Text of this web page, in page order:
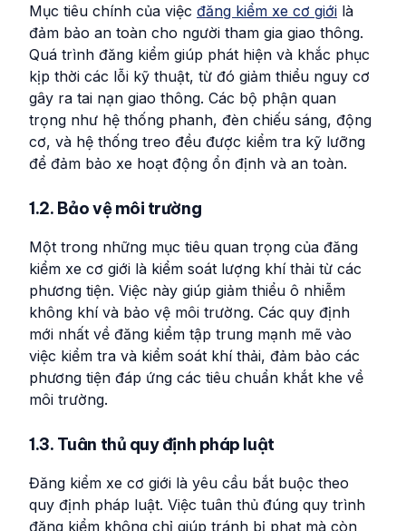
Mục tiêu chính của việc đăng kiểm xe cơ giới là
đảm bảo an toàn cho người tham gia giao thông.
Quá trình đăng kiểm giúp phát hiện và khắc phục
kịp thời các lỗi kỹ thuật, từ đó giảm thiểu nguy cơ
gây ra tai nạn giao thông. Các bộ phận quan
trọng như hệ thống phanh, đèn chiếu sáng, động
cơ, và hệ thống treo đều được kiểm tra kỹ lưỡng
để đảm bảo xe hoạt động ổn định và an toàn.
1.2. Bảo vệ môi trường
Một trong những mục tiêu quan trọng của đăng
kiểm xe cơ giới là kiểm soát lượng khí thải từ các
phương tiện. Việc này giúp giảm thiểu ô nhiễm
không khí và bảo vệ môi trường. Các quy định
mới nhất về đăng kiểm tập trung mạnh mẽ vào
việc kiểm tra và kiểm soát khí thải, đảm bảo các
phương tiện đáp ứng các tiêu chuẩn khắt khe về
môi trường.
1.3. Tuân thủ quy định pháp luật
Đăng kiểm xe cơ giới là yêu cầu bắt buộc theo
quy định pháp luật. Việc tuân thủ đúng quy trình
đăng kiểm không chỉ giúp tránh bị phạt mà còn